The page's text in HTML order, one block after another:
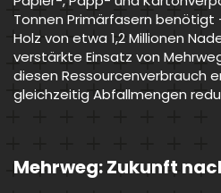
Tonnen Primärfasern benötigt
Holz von etwa 1,2 Millionen
verstärkte Einsatz von
diesen Ressourcenverbrauch
gleichzeitig Abfallmengen
Mehrweg: Zukunft